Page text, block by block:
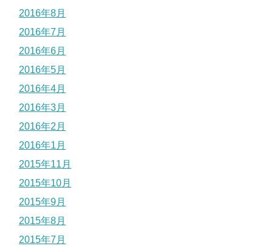
2016年8月
2016年7月
2016年6月
2016年5月
2016年4月
2016年3月
2016年2月
2016年1月
2015年11月
2015年10月
2015年9月
2015年8月
2015年7月